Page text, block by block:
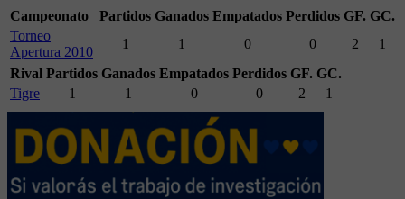
Campeonato Partidos Ganados Empatados Perdidos GF. GC.
Torneo
Apertura 2010
1 1 0 0 2
1
Rival Partidos Ganados Empatados Perdidos GF. GC.
Tigre
1 1 0 0 2 1